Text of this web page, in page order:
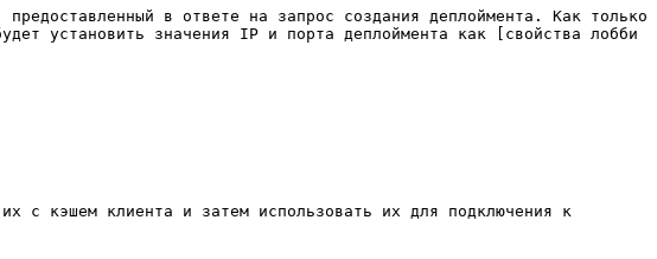
в ответе на запрос создания деплоймента. Как только
установить значения IP и порта деплоймента как [свойства лобби
с кэшем клиента и затем использовать их для подключения к